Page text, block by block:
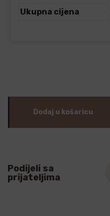
Ukupna cijena
Dodaj u košaricu
Podijeli sa
prijateljima